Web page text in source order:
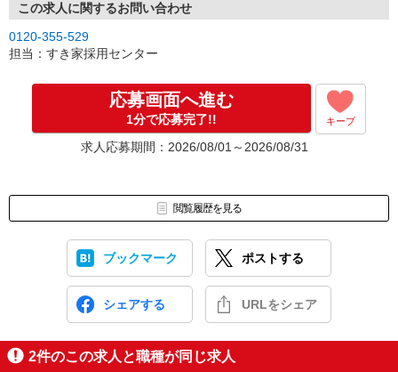
この求人に関するお問い合わせ
0120-355-529
担当：すき家採用センター
応募画面へ進む
1分で応募完了!! キープ
求人応募期間：2026/08/01～2026/08/31
閲覧履歴を見る
ブックマーク ポストする
シェアする URLをシェア
2件のこの求人と職種が同じ求人